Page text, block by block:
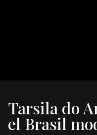
Tarsila do
el Brasil